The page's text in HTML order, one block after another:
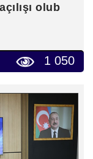
olub
1 050